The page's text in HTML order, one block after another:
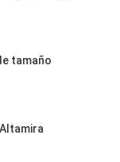
tamaño